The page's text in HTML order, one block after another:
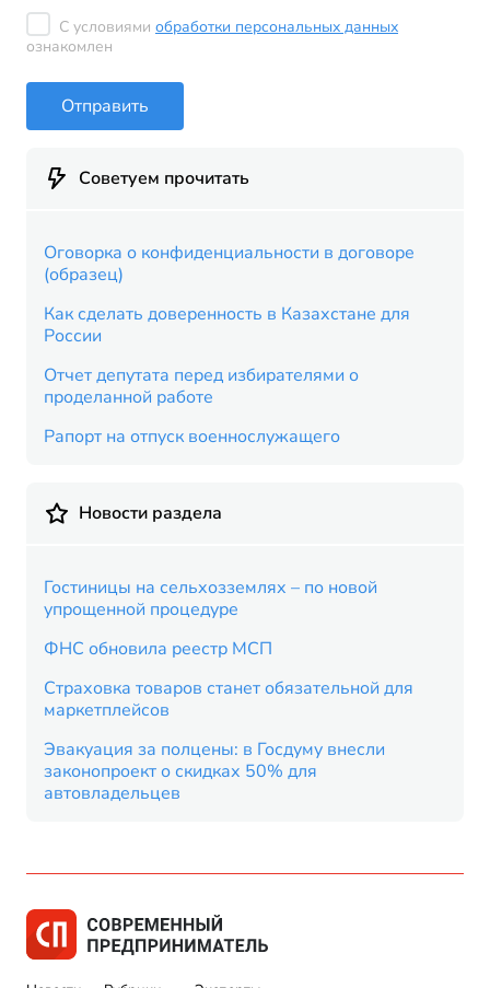
С условиями обработки персональных данных
ознакомлен
Отправить
Советуем прочитать
Оговорка о конфиденциальности в договоре
(образец)
Как сделать доверенность в Казахстане для
России
Отчет депутата перед избирателями о
проделанной работе
Рапорт на отпуск военнослужащего
Новости раздела
Гостиницы на сельхозземлях – по новой
упрощенной процедуре
ФНС обновила реестр МСП
Страховка товаров станет обязательной для
маркетплейсов
Эвакуация за полцены: в Госдуму внесли
законопроект о скидках 50% для
автовладельцев